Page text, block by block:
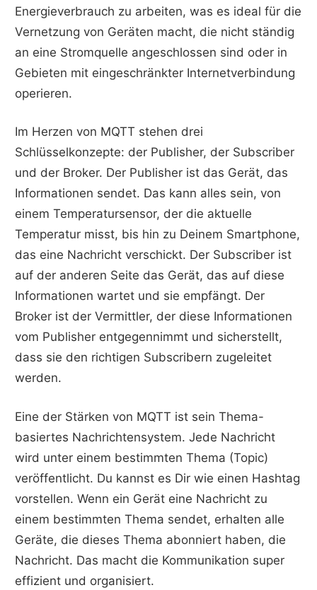
Energieverbrauch zu arbeiten, was es ideal für die
Vernetzung von Geräten macht, die nicht ständig
an eine Stromquelle angeschlossen sind oder in
Gebieten mit eingeschränkter Internetverbindung
operieren.
Im Herzen von MQTT stehen drei
Schlüsselkonzepte: der Publisher, der Subscriber
und der Broker. Der Publisher ist das Gerät, das
Informationen sendet. Das kann alles sein, von
einem Temperatursensor, der die aktuelle
Temperatur misst, bis hin zu Deinem Smartphone,
das eine Nachricht verschickt. Der Subscriber ist
auf der anderen Seite das Gerät, das auf diese
Informationen wartet und sie empfängt. Der
Broker ist der Vermittler, der diese Informationen
vom Publisher entgegennimmt und sicherstellt,
dass sie den richtigen Subscribern zugeleitet
werden.
Eine der Stärken von MQTT ist sein Thema-
basiertes Nachrichtensystem. Jede Nachricht
wird unter einem bestimmten Thema (Topic)
veröffentlicht. Du kannst es Dir wie einen Hashtag
vorstellen. Wenn ein Gerät eine Nachricht zu
einem bestimmten Thema sendet, erhalten alle
Geräte, die dieses Thema abonniert haben, die
Nachricht. Das macht die Kommunikation super
effizient und organisiert.